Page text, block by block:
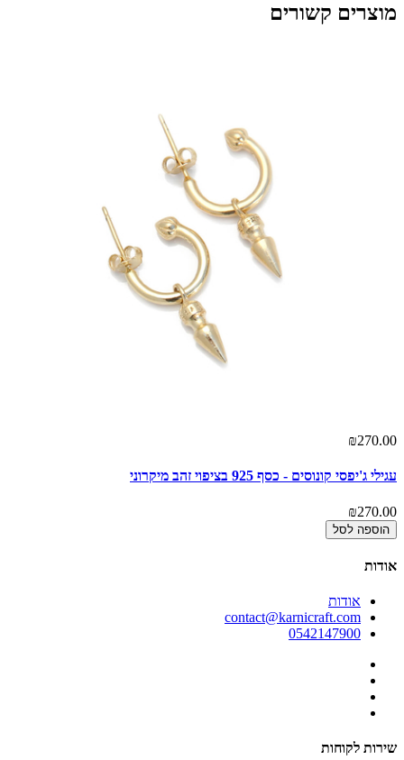
מוצרים קשורים
₪270.00
עגילי ג'יפסי קונוסים - כסף 925 בציפוי זהב מיקרוני
₪270.00
הוספה לסל
אודות
אודות
contact@karnicraft.com
0542147900
שירות לקוחות